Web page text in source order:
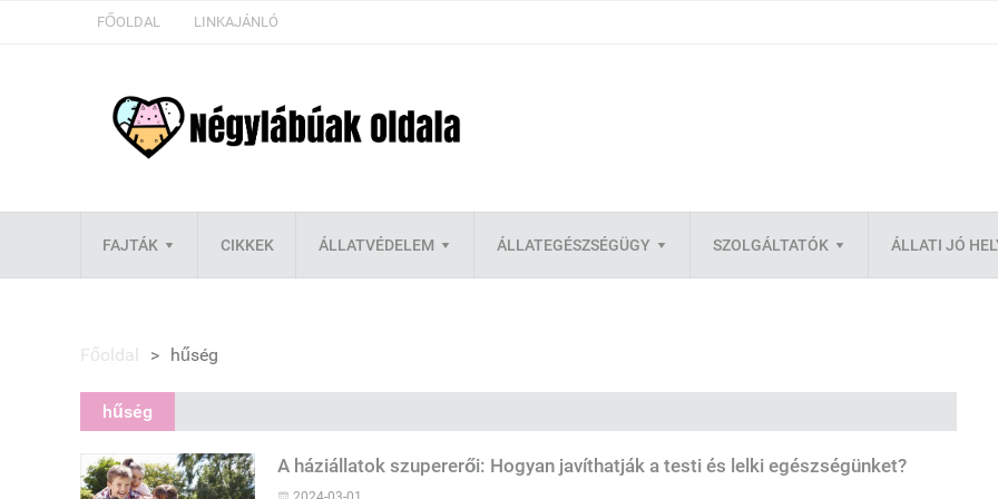
FŐOLDAL LINKAJÁNLÓ
FAJTÁK CIKKEK ÁLLATVÉDELEM ÁLLATEGÉSZSÉGÜGY SZOLGÁLTATÓK ÁLLATI JÓ
Főoldal > hűség
hűség
A háziállatok szupererői: Hogyan javíthatják a testi és lelki egészségünket?